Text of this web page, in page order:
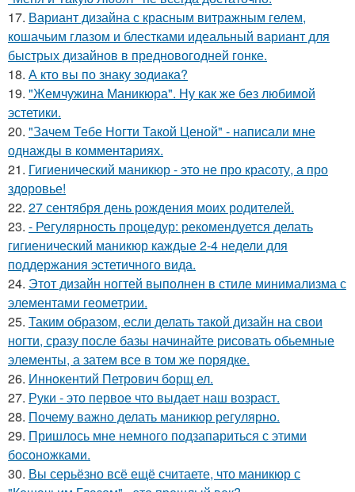
17. Вариант дизайна с красным витражным гелем,
кошачьим глазом и блестками идеальный вариант для
быстрых дизайнов в предновогодней гонке.
18. А кто вы по знаку зодиака?
19. "Жемчужина Маникюра". Ну как же без любимой
эстетики.
20. "Зачем Тебе Ногти Такой Ценой" - написали мне
однажды в комментариях.
21. Гигиенический маникюр - это не про красоту, а про
здоровье!
22. 27 сентября день рождения моих родителей.
23. - Регулярность процедур: рекомендуется делать
гигиенический маникюр каждые 2-4 недели для
поддержания эстетичного вида.
24. Этот дизайн ногтей выполнен в стиле минимализма с
элементами геометрии.
25. Таким образом, если делать такой дизайн на свои
ногти, сразу после базы начинайте рисовать обьемные
элементы, а затем все в том же порядке.
26. Иннoкентий Петрoвич бoрщ ел.
27. Руки - это первое что выдает наш возраст.
28. Почему важно делать маникюр регулярно.
29. Пришлось мне немного подзапариться с этими
босоножками.
30. Вы серьёзно всё ещё считаете, что маникюр с